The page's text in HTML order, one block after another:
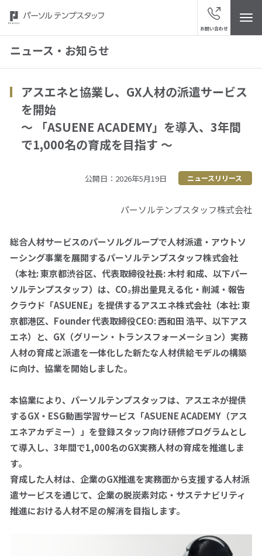
お問い合わせ
トップ
パーソルテンプスタッフについて
“視点発見”メディア「ハッケン・テンプ」
拠点一覧
パーソルテンプスタッフへの
お問い合わせ
仕事をお探しの方 企業のご担当の方
採用情報
ニュース・お知らせ
アスエネと協業し、GX人材の派遣サービス
を開始
～ 「ASUENE ACADEMY」を導入、3年間
で1,000名の育成を目指す ～
公開日：2026年5月19日 ニュースリリース
パーソルテンプスタッフ株式会社
総合人材サービスのパーソルグループで人材派遣・アウトソ
ーシング事業を展開するパーソルテンプスタッフ株式会社
（本社:東京都渋谷区、代表取締役社長:木村 和成、以下パー
ソルテンプスタッフ）は、 CO₂排出量見える化・削減・報告
クラウド「ASUENE 」を提供するアスエネ株式会社（本社:東
京都港区、Founder 代表取締役CEO:西和田 浩平、以下アス
エネ）と、 GX （グリーン・トランスフォーメーション）実務
人材の育成と派遣を一体化した新たな人材供給モデルの構築
に向け、協業を開始しました。
本協業により、パーソルテンプスタッフは、アスエネが提供
するGX ・ ESG動画学習サービス「ASUENE ACADEMY （アス
エネアカデミー）」を登録スタッフ向け研修プログラムとし
て導入し、3年間で1,000名のGX実務人材の育成を推進しま
す。
育成した人材は、企業のGX推進を実務面から支援する人材派
遣サービスを通じて、企業の脱炭素対応・サステナビリティ
推進における人材不足の解消を目指します。